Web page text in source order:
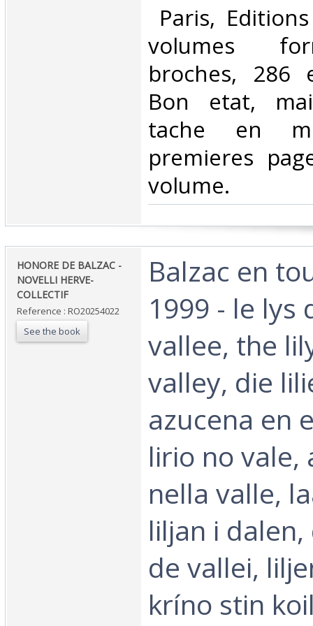
Paris,
volumes
broches, 286
Bon etat,
tache en
premieres
volume.‎
‎HONORE DE BALZAC -
NOVELLI HERVE-
COLLECTIF‎
Reference : RO20254022
See the book
‎Balzac en
1999 - le lys
vallee, the
valley, die
azucena en
lirio no vale,
nella valle,
liljan i
de vallei,
kríno stin